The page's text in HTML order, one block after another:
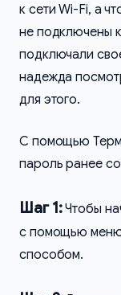
к сети Wi-Fi, а
не подключены
подключали
надежда
для этого.
С помощью
пароль ранее
Шаг 1:Чтобы
с помощью
способом.